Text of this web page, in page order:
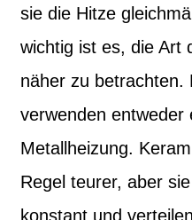
sie die Hitze
wichtig ist es, die Art
näher zu betrachten.
verwenden entweder
Metallheizung.
Regel teurer, aber
konstant und